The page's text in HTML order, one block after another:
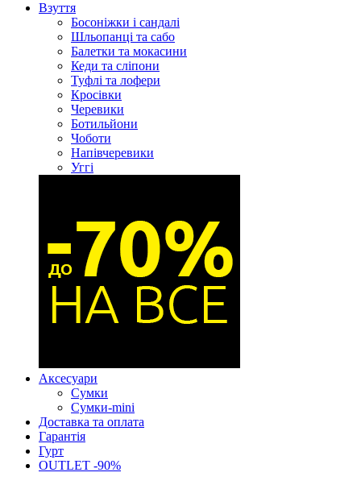
Взуття
Босоніжки і сандалі
Шльопанці та сабо
Балетки та мокасини
Кеди та сліпони
Туфлі та лофери
Кросівки
Черевики
Ботильйони
Чоботи
Напівчеревики
Уггі
Аксесуари
Сумки
Сумки-mini
Доставка та оплата
Гарантія
Гурт
OUTLET -90%